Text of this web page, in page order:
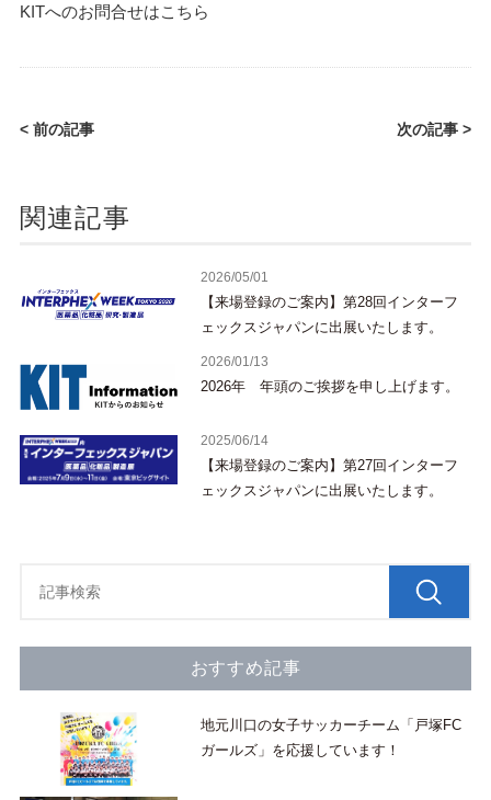
KITへのお問合せはこちら
< 前の記事 次の記事 >
関連記事
2026/05/01
【来場登録のご案内】第28回インターフ
ェックスジャパンに出展いたします。
2026/01/13
2026年 年頭のご挨拶を申し上げます。
2025/06/14
【来場登録のご案内】第27回インターフ
ェックスジャパンに出展いたします。
おすすめ記事
地元川口の女子サッカーチーム「戸塚FC
ガールズ」を応援しています！